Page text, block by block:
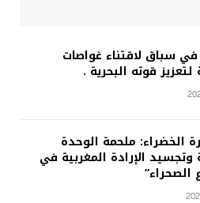
سباق لاقتناء غواصات
قوته البحرية .
الخضراء: ملحمة الوحدة
وتجسيد الإرادة المغربية في
الصحراء”